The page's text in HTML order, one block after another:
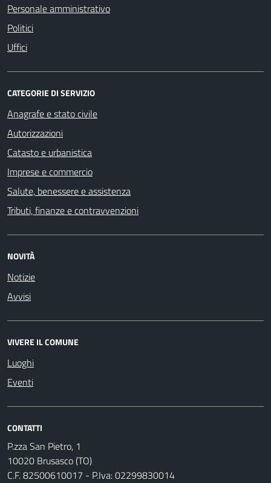
Personale amministrativo
Politici
Uffici
CATEGORIE DI SERVIZIO
Anagrafe e stato civile
Autorizzazioni
Catasto e urbanistica
Imprese e commercio
Salute, benessere e assistenza
Tributi, finanze e contravvenzioni
NOVITÀ
Notizie
Avvisi
VIVERE IL COMUNE
Luoghi
Eventi
CONTATTI
P.zza San Pietro, 1
10020 Brusasco (TO)
C.F. 82500610017 - P.Iva: 02299830014